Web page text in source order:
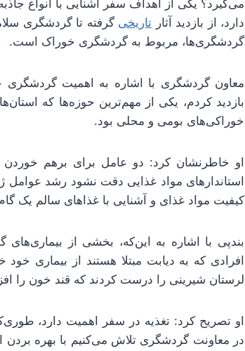
می‌گیرد؟ یکی از اهداف سفر آشنایی با انواع
دارد، از بازدید آثار تاریخی گرفته تا گردشگری
گردشگری‌ها، مربوط به گردشگری خوراک است.
معاون گردشگری با اشاره به اهمیت گردشگری
بازدید کردم، یکی از مهم‌ترین حوزه‌ها که
خوراکی‌های بومی و محلی بود.
او خاطرنشان کرد: دو عامل برای برهم
استاندارهای مواد غذایی دقت نشود رشد عوامل
کیفیت مواد غذای و آشنایی با غذاهای سالم
بندپی با اشاره به این‌که، بخشی از
افرادی که به دیابت مبتلا هستند از بیماری
لرستان شیرینی را درست کردند که قند خون را
او تصریح کرد: تغذیه در سفر اهمیت دارد،
در معاونت گردشگری تلاش می‌کنیم با بهره